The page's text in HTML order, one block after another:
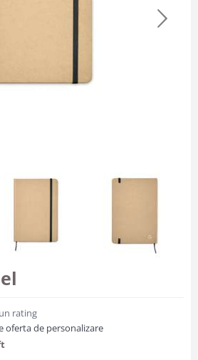
rating
oferta de personalizare